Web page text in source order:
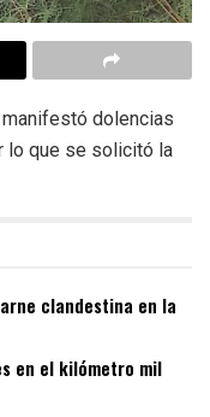
manifestó dolencias
lo que se solicitó la
clandestina en la
en el kilómetro mil